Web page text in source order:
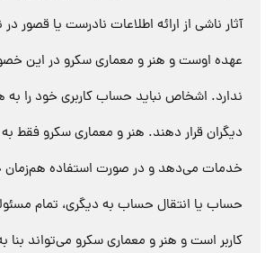
آثار ناشی از ارائه اطلاعات نادرست یا قصور
عهده اوست و هنر و معماری سکرو در این
ندارد. اشخاص نباید حساب کاربری خود را به
دیگران قرار دهند. هنر و معماری سکرو فقط
خدمات می‌دهد و در صورت استفاده هم‌زمان
حساب یا انتقال حساب به دیگری، تمام
کاربر است و هنر و معماری سکرو می‌تواند بنا